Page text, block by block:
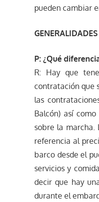
pueden cambiar
P: ¿Qué
R: Hay que
contratación que
las
Balcón) así
sobre la marcha.
referencia al
barco desde el
servicios y
decir que hay
durante el